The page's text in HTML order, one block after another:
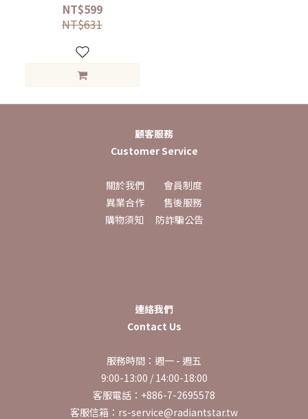
NT$599
NT$631
顧客服務
Customer Service
關於我們
會員制度
異業合作
售後服務
購物須知
防詐騙公告
連絡我們
Contact Us
服務時間：週一 - 週五
9:00-13:00 / 14:00-18:00
客服電話：+886-7-2695578
客服信箱：rs-service@radiantstar.tw